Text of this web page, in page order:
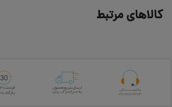
کالاهای مرتبط